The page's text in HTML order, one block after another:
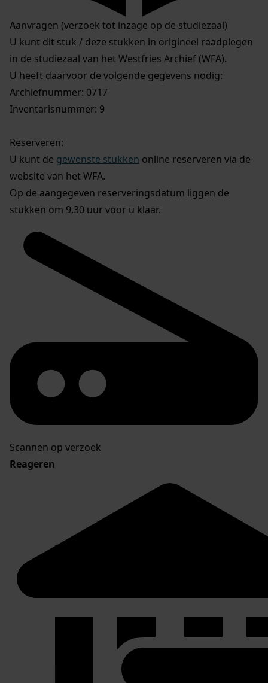
Aanvragen (verzoek tot inzage op de studiezaal)
U kunt dit stuk / deze stukken in origineel raadplegen
in de studiezaal van het Westfries Archief (WFA).
U heeft daarvoor de volgende gegevens nodig:
Archiefnummer: 0717
Inventarisnummer: 9
Reserveren:
U kunt de gewenste stukken online reserveren via de
website van het WFA.
Op de aangegeven reserveringsdatum liggen de
stukken om 9.30 uur voor u klaar.
Scannen op verzoek
Reageren